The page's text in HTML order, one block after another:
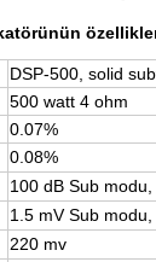
DSP-500, solid
500 watt 4 ohm
0.07%
0.08%
100 dB Sub
1.5 mV Sub
220 mv